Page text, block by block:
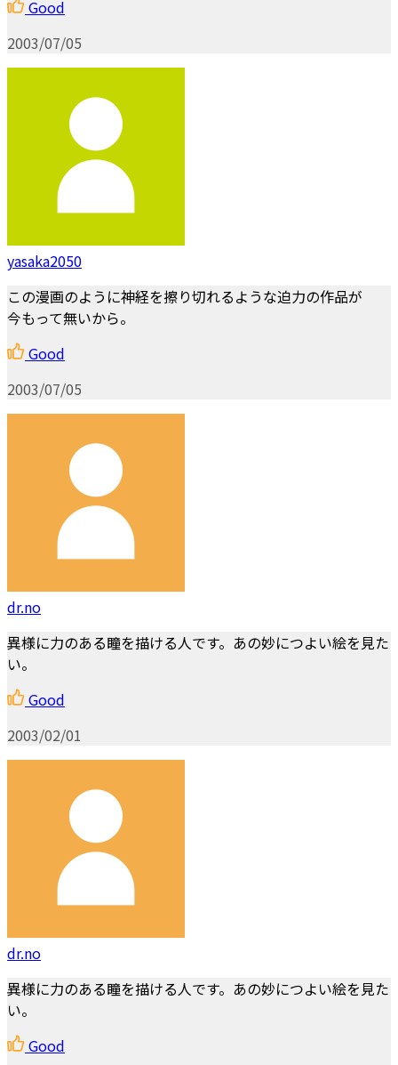
Good
2003/07/05
yasaka2050
この漫画のように神経を擦り切れるような迫力の作品が
今もって無いから。
Good
2003/07/05
dr.no
異様に力のある瞳を描ける人です。あの妙につよい絵を見た
い。
Good
2003/02/01
dr.no
異様に力のある瞳を描ける人です。あの妙につよい絵を見た
い。
Good